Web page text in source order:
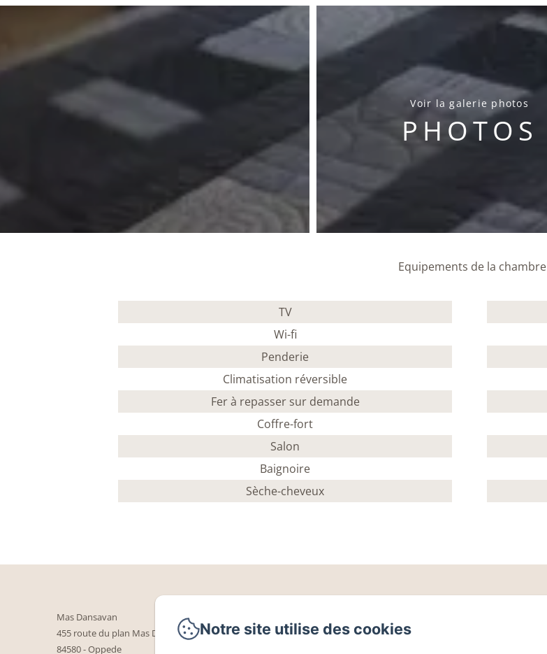
Voir la galerie photos
PHOTOS
Equipements de la chambre
TV
Wi-fi
Penderie
Climatisation réversible
Fer à repasser sur demande
Coffre-fort
Salon
Baignoire
Sèche-cheveux
Mas Dansavan
455 route du plan Mas Dansavan
84580 - Oppede
Notre site utilise des cookies